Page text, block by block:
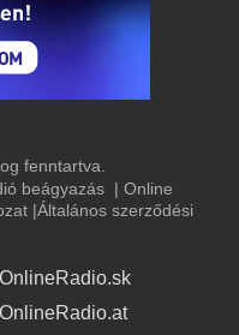
fenntartva.
beágyazás | Online
|Általános szerződési